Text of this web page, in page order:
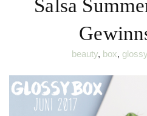
Salsa
beauty, box,